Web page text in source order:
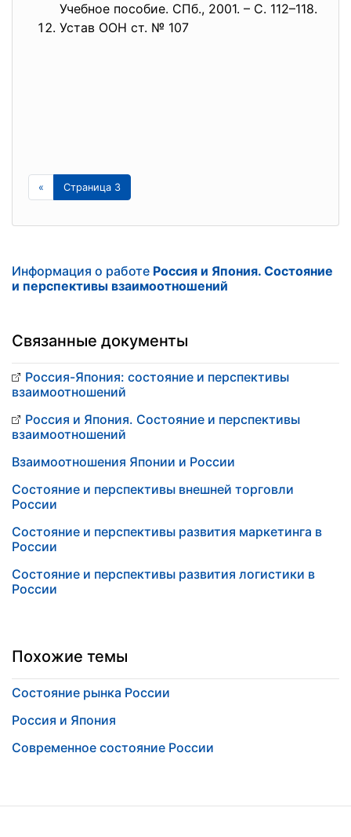
Учебное пособие. СПб., 2001. – С. 112–118.
Устав ООН ст. № 107
« Страница 3
Информация о работе Россия и Япония. Состояние
и перспективы взаимоотношений
Связанные документы
Россия-Япония: состояние и перспективы
взаимоотношений
Россия и Япония. Состояние и перспективы
взаимоотношений
Взаимоотношения Японии и России
Состояние и перспективы внешней торговли
России
Состояние и перспективы развития маркетинга в
России
Состояние и перспективы развития логистики в
России
Похожие темы
Состояние рынка России
Россия и Япония
Современное состояние России